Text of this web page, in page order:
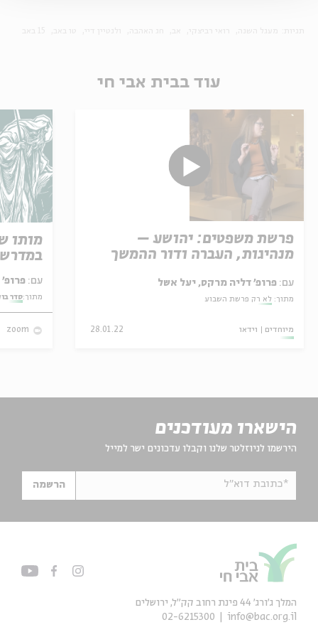
עוד בבית אבי חי
פרשת משפטים: יהושע –
מנהיגות, העברה ודור ההמשך
עם: פרופ' דליה מרקס, יעל אשל
מתוך: לא רק פרשת השבוע
מיוחדים וידאו 28.01.22
מותו
עם: פרופ' אביגדור שנאן
מתוך:סדר
zoom
הישארו מעודכנים
הירשמו לניוזלטר שלנו וקבלו עדכונים ישר למייל
*כתובת דוא"ל הרשמה
המלך ג'ורג' 44 פינת רחוב קק״ל, ירושלים
info@bac.org.il
02-6215300